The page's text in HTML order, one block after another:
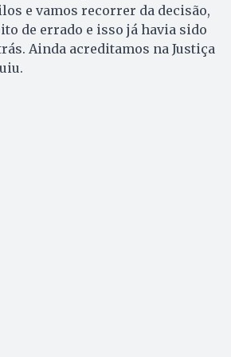
e vamos recorrer da decisão,
de errado e isso já havia sido
Ainda acreditamos na Justiça